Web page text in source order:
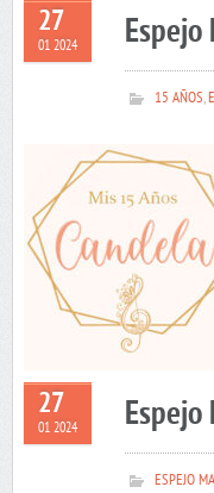
27
01 2024 Espejo
15 AÑOS,
27
01 2024
ESPEJO